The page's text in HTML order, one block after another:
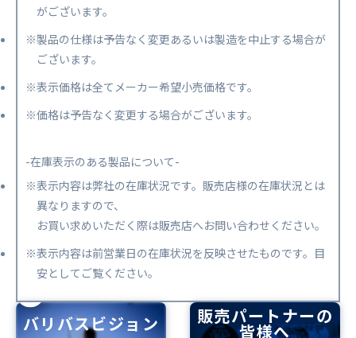
がございます。
※製品の仕様は予告なく変更あるいは製造を中止する場合が
ございます。
※表示価格は全てメーカー希望小売価格です。
※価格は予告なく変更する場合がございます。
-在庫表示のある製品について-
※表示内容は弊社の在庫状況です。販売店様の在庫状況とは
異なりますので、
お買い求めいただく際は販売店へお問い合わせください。
※表示内容は前営業日の在庫状況を反映させたものです。目
安としてご覧ください。
バリバスビジョン 販売パートナーの
皆様へ